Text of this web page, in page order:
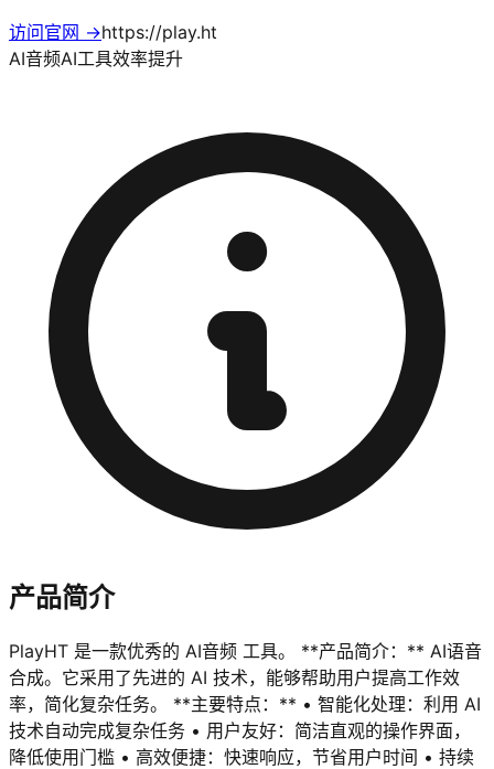
访问官网 →https://play.ht
AI音频AI工具效率提升
产品简介
PlayHT 是一款优秀的 AI音频 工具。 **产品简介：** AI语音
合成。它采用了先进的 AI 技术，能够帮助用户提高工作效
率，简化复杂任务。 **主要特点：** • 智能化处理：利用 AI
技术自动完成复杂任务 • 用户友好：简洁直观的操作界面，
降低使用门槛 • 高效便捷：快速响应，节省用户时间 • 持续